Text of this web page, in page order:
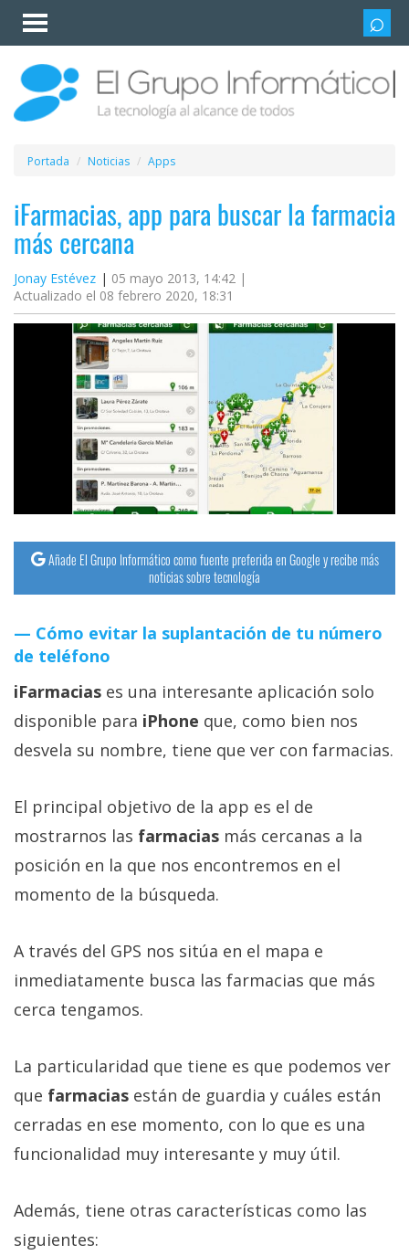
Invitado
Iniciar
sesión /
Registrarse
Esenciales
Móviles
Ofertas
Apps
Redes
Plataformas
streaming
Operadores
Trucos
y
Tutoriales
Ciberseguridad
operativos
Profesional
+
Más
temas
Sorteos
Foros
Contacto
Sobre
nosotros
/
Publicidad
/
de
privacidad
Portada Noticias Apps
iFarmacias, app para buscar la farmacia
más cercana
Jonay Estévez
05 mayo 2013, 14:42 |
Actualizado el 08 febrero 2020, 18:31
Añade El Grupo Informático como fuente preferida en Google y recibe más
noticias sobre tecnología
Cómo evitar la suplantación de tu número
de teléfono
iFarmacias es una interesante aplicación solo
disponible para iPhone que, como bien nos
desvela su nombre, tiene que ver con farmacias.
El principal objetivo de la app es el de
mostrarnos las farmacias más cercanas a la
posición en la que nos encontremos en el
momento de la búsqueda.
A través del GPS nos sitúa en el mapa e
inmediatamente busca las farmacias que más
cerca tengamos.
La particularidad que tiene es que podemos ver
que farmacias están de guardia y cuáles están
cerradas en ese momento, con lo que es una
funcionalidad muy interesante y muy útil.
Además, tiene otras características como las
siguientes: